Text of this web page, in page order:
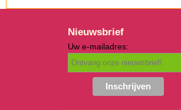
Nieuwsbrief
Uw e-mailadres: